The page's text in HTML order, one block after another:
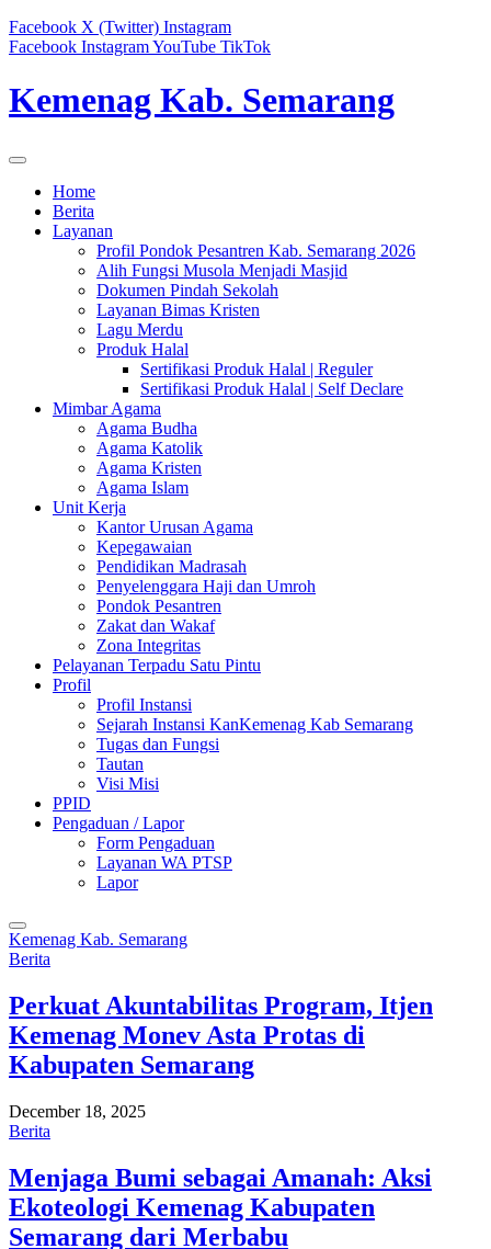
Facebook X (Twitter) Instagram
Facebook InstagramYouTube TikTok
Kemenag Kab. Semarang
Home
Berita
Layanan
Profil Pondok Pesantren Kab. Semarang 2026
Alih Fungsi Musola Menjadi Masjid
Dokumen Pindah Sekolah
Layanan Bimas Kristen
Lagu Merdu
Produk Halal
Sertifikasi Produk Halal | Reguler
Sertifikasi Produk Halal | Self Declare
Mimbar Agama
Agama Budha
Agama Katolik
Agama Kristen
Agama Islam
Unit Kerja
Kantor Urusan Agama
Kepegawaian
Pendidikan Madrasah
Penyelenggara Haji dan Umroh
Pondok Pesantren
Zakat dan Wakaf
Zona Integritas
Pelayanan Terpadu Satu Pintu
Profil
Profil Instansi
Sejarah Instansi KanKemenag Kab Semarang
Tugas dan Fungsi
Tautan
Visi Misi
PPID
Pengaduan / Lapor
Form Pengaduan
Layanan WA PTSP
Lapor
Kemenag Kab. Semarang
Berita
Perkuat Akuntabilitas Program, Itjen
Kemenag Monev Asta Protas di
Kabupaten Semarang
December 18, 2025
Berita
Menjaga Bumi sebagai Amanah: Aksi
Ekoteologi Kemenag Kabupaten
Semarang dari Merbabu